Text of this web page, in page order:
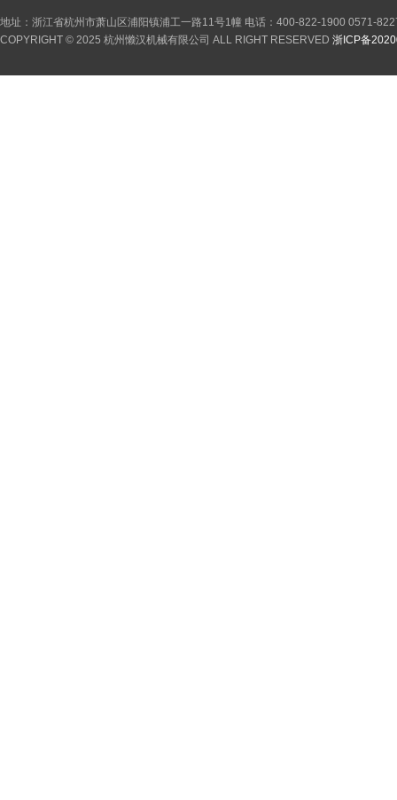
地址：浙江省杭州市萧山区浦阳镇浦工一路11号1幢 电话：400-822-1900 0571-
COPYRIGHT © 2025 杭州懒汉机械有限公司 ALL RIGHT RESERVED 浙ICP备